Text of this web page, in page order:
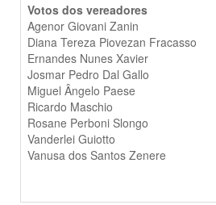
Votos dos vereadores
Agenor Giovani Zanin
Diana Tereza Piovezan Fracasso
Ernandes Nunes Xavier
Josmar Pedro Dal Gallo
Miguel Ângelo Paese
Ricardo Maschio
Rosane Perboni Slongo
Vanderlei Guiotto
Vanusa dos Santos Zenere